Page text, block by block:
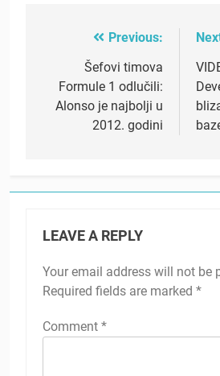
navigation
Previous:
Šefovi timova
Formule 1 odlučili:
Alonso je najbolji u
2012. godini
LEAVE A REPLY
Your email address will not be
Required fields are marked *
Comment *